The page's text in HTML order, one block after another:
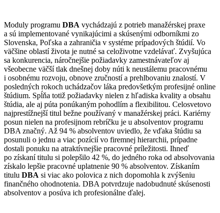
Moduly programu DBA vychádzajú z potrieb manažérskej praxe
a sú implementované vynikajúcimi a skúsenými odborníkmi zo
Slovenska, Poľska a zahraničia v systéme prípadových štúdií. Vo
väčšine oblastí života je nutné sa celoživotne vzdelávať. Zvyšujúca
sa konkurencia, náročnejšie požiadavky zamestnávateľov aj
všeobecne väčší tlak dnešnej doby núti k neustálemu pracovnému
i osobnému rozvoju, obnove zručností a prehlbovaniu znalostí. V
posledných rokoch uchádzačov láka predovšetkým profesijné online
štúdium. Spĺňa totiž požiadavky nielen z hľadiska kvality a obsahu
štúdia, ale aj púta ponúkaným pohodlím a flexibilitou. Celosvetovo
najprestížnejší titul bežne používaný v manažérskej práci. Kariérny
posun nielen na profesijnom rebríčku je u absolventov programu
DBA značný. Až 94 % absolventov uviedlo, že vďaka štúdiu sa
posunuli o jednu a viac pozícií vo firemnej hierarchii, prípadne
dostali ponuku na atraktívnejšie pracovné príležitosti. Ihneď
po získaní titulu si polepšilo 42 %, do jedného roka od absolvovania
získalo lepšie pracovné uplatnenie 90 % absolventov. Získaním
titulu DBA si viac ako polovica z nich dopomohla k zvýšeniu
finančného ohodnotenia. DBA potvrdzuje nadobudnuté skúsenosti
absolventov a posúva ich profesionálne ďalej.